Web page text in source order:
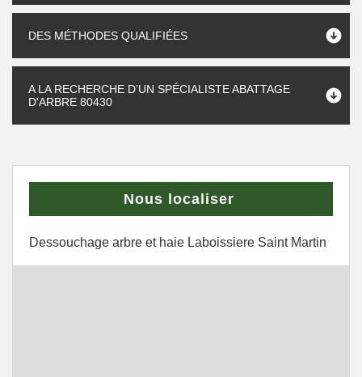
DES MÉTHODES QUALIFIÉES
A LA RECHERCHE D’UN SPÉCIALISTE ABATTAGE
D'ARBRE 80430
Nous localiser
Dessouchage arbre et haie Laboissiere Saint Martin